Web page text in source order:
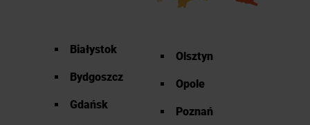
Białystok
Bydgoszcz
Gdańsk
Olsztyn
Opole
Poznań